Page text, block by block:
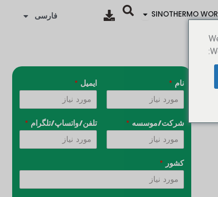
SINOTHERMO
Ouvrir SINOTHERMO WORLDفارسی
نام *
شرکت/موسسه *
ایمیل *
تلفن/واتساپ/تلگرام *
کشور *